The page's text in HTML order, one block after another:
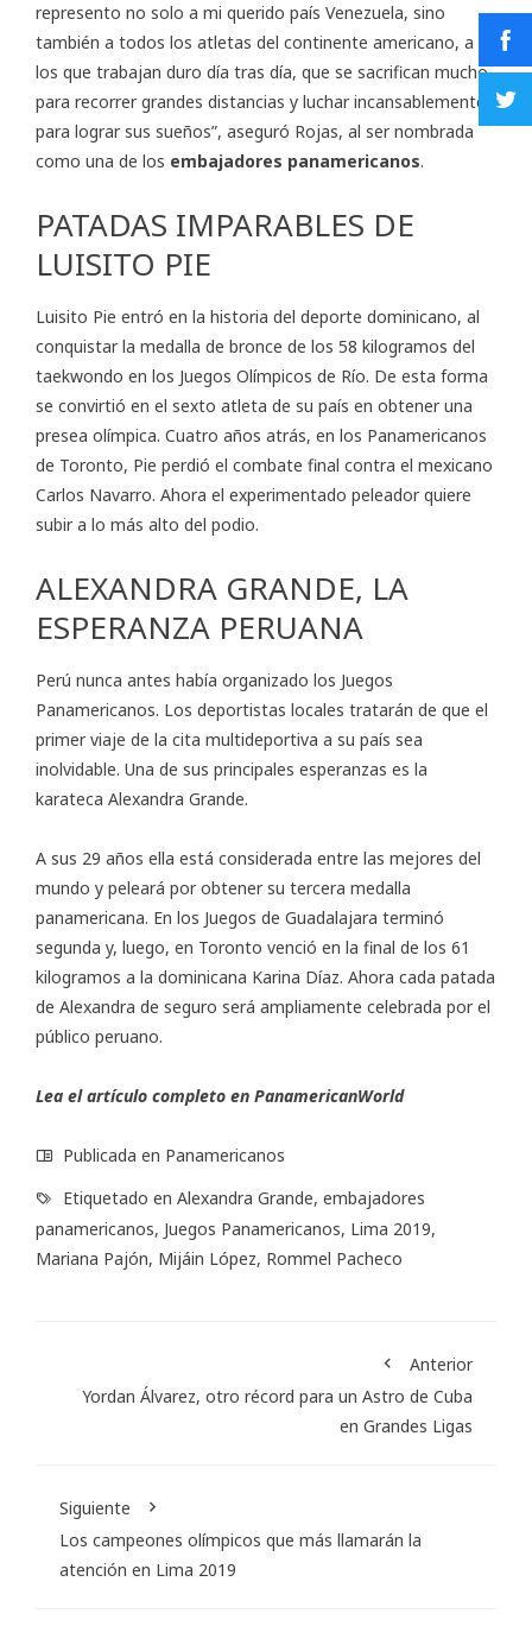
represento no solo a mi querido país Venezuela, sino
también a todos los atletas del continente americano, a
los que trabajan duro día tras día, que se sacrifican mucho
para recorrer grandes distancias y luchar incansablemente
para lograr sus sueños”, aseguró Rojas, al ser nombrada
como una de los embajadores panamericanos.
PATADAS IMPARABLES DE
LUISITO PIE
Luisito Pie entró en la historia del deporte dominicano, al
conquistar la medalla de bronce de los 58 kilogramos del
taekwondo en los Juegos Olímpicos de Río. De esta forma
se convirtió en el sexto atleta de su país en obtener una
presea olímpica. Cuatro años atrás, en los Panamericanos
de Toronto, Pie perdió el combate final contra el mexicano
Carlos Navarro. Ahora el experimentado peleador quiere
subir a lo más alto del podio.
ALEXANDRA GRANDE, LA
ESPERANZA PERUANA
Perú nunca antes había organizado los Juegos
Panamericanos. Los deportistas locales tratarán de que el
primer viaje de la cita multideportiva a su país sea
inolvidable. Una de sus principales esperanzas es la
karateca Alexandra Grande.
A sus 29 años ella está considerada entre las mejores del
mundo y peleará por obtener su tercera medalla
panamericana. En los Juegos de Guadalajara terminó
segunda y, luego, en Toronto venció en la final de los 61
kilogramos a la dominicana Karina Díaz. Ahora cada patada
de Alexandra de seguro será ampliamente celebrada por el
público peruano.
Lea el artículo completo en PanamericanWorld
Publicada en Panamericanos
Etiquetado en Alexandra Grande, embajadores
panamericanos, Juegos Panamericanos, Lima 2019,
Mariana Pajón, Mijáin López, Rommel Pacheco
Anterior
Yordan Álvarez, otro récord para un Astro de Cuba
en Grandes Ligas
Siguiente
Los campeones olímpicos que más llamarán la
atención en Lima 2019